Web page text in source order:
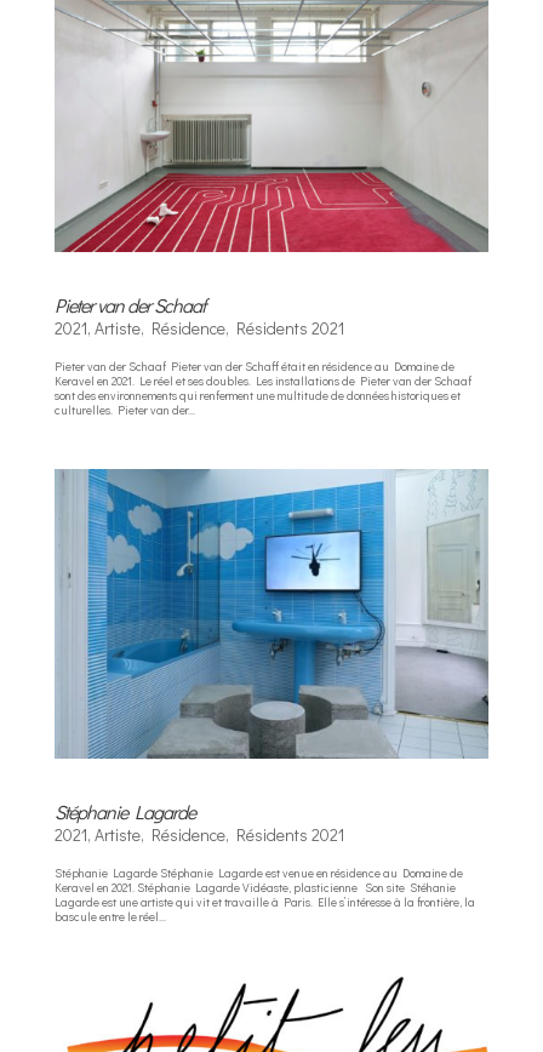
Pieter van der Schaaf
2021, Artiste, Résidence, Résidents 2021
Pieter van der Schaaf Pieter van der Schaff était en résidence au Domaine de
Keravel en 2021. Le réel et ses doubles. Les installations de Pieter van der Schaaf
sont des environnements qui renferment une multitude de données historiques et
culturelles. Pieter van der...
Stéphanie Lagarde
2021, Artiste, Résidence, Résidents 2021
Stéphanie Lagarde Stéphanie Lagarde est venue en résidence au Domaine de
Keravel en 2021. Stéphanie Lagarde Vidéaste, plasticienne Son site Stéhanie
Lagarde est une artiste qui vit et travaille à Paris. Elle s’intéresse à la frontière, la
bascule entre le réel...